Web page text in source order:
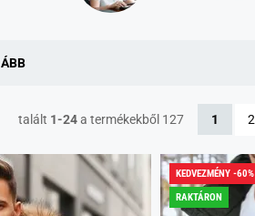
talált 1-24a termékekből 127 1 2
KEDVEZMÉNY -60%
RAKTÁRON